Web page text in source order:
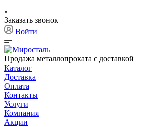
Заказать звонок
Войти
Продажа металлопроката с доставкой
Каталог
Доставка
Оплата
Контакты
Услуги
Компания
Акции